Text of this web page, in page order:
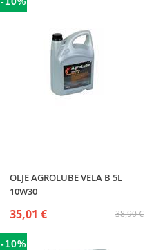
OLJE AGROLUBE VELA B 5L
10W30
38,90 €
35,01 €
-10%